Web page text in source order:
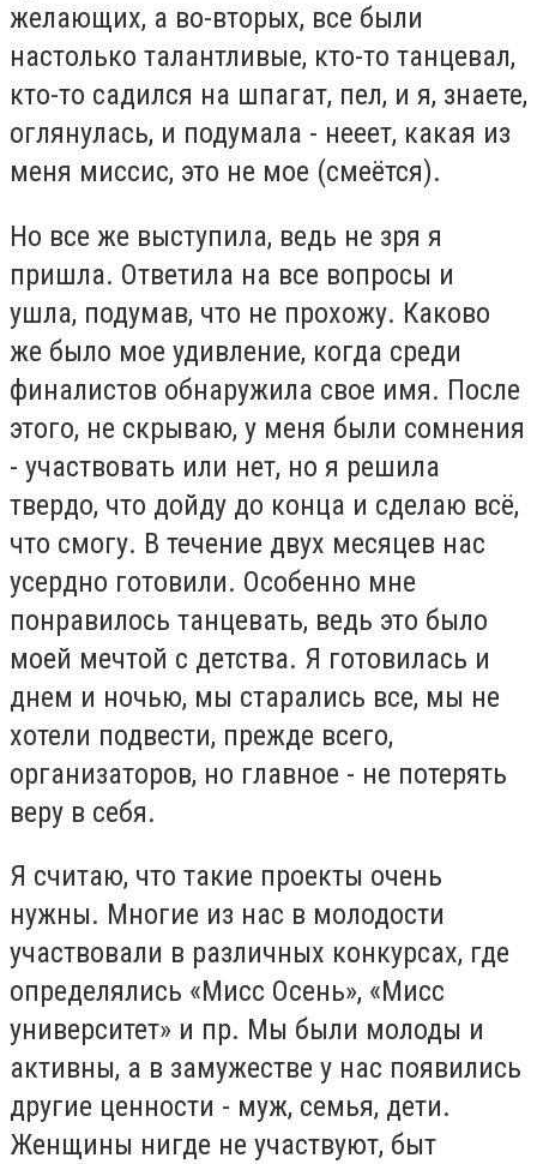
желающих, а во-вторых, все были
настолько талантливые, кто-то танцевал,
кто-то садился на шпагат, пел, и я, знаете,
оглянулась, и подумала - нееет, какая из
меня миссис, это не мое (смеётся).
Но все же выступила, ведь не зря я
пришла. Ответила на все вопросы и
ушла, подумав, что не прохожу. Каково
же было мое удивление, когда среди
финалистов обнаружила свое имя. После
этого, не скрываю, у меня были сомнения
- участвовать или нет, но я решила
твердо, что дойду до конца и сделаю всё,
что смогу. В течение двух месяцев нас
усердно готовили. Особенно мне
понравилось танцевать, ведь это было
моей мечтой с детства. Я готовилась и
днем и ночью, мы старались все, мы не
хотели подвести, прежде всего,
организаторов, но главное - не потерять
веру в себя.
Я считаю, что такие проекты очень
нужны. Многие из нас в молодости
участвовали в различных конкурсах, где
определялись «Мисс Осень», «Мисс
университет» и пр. Мы были молоды и
активны, а в замужестве у нас появились
другие ценности - муж, семья, дети.
Женщины нигде не участвуют, быт